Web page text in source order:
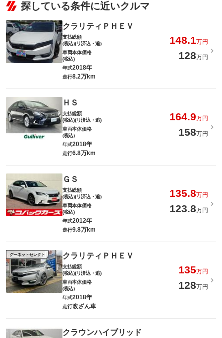
探している条件に近いクルマ
クラリティＰＨＥＶ
支払総額
(税込)(リ済込・追)
148.1万円
車両本体価格
(税込)
128万円
年式2018年
走行8.2万km
ＨＳ
支払総額
(税込)(リ済込・追)
164.9万円
車両本体価格
(税込)
158万円
年式2018年
走行6.8万km
ＧＳ
支払総額
(税込)(リ済込・追)
135.8万円
車両本体価格
(税込)
123.8万円
年式2012年
走行9.8万km
グーネットセレクト クラリティＰＨＥＶ
支払総額
(税込)(リ済込・追)
135万円
車両本体価格
(税込)
128万円
年式2018年
走行改ざん車
クラウンハイブリッド